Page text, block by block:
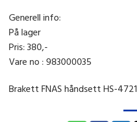
Generell info:
På lager
Pris: 380,-
Vare no : 983000035
Brakett FNAS håndsett HS-4721